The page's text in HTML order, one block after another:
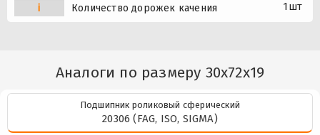
i Количество дорожек качения 1шт
Аналоги по размеру 30x72x19
Подшипник роликовый сферический
20306 (FAG, ISO, SIGMA)